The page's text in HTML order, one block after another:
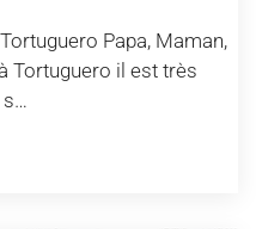
Papa, Maman,
Tortuguero il est très
s…